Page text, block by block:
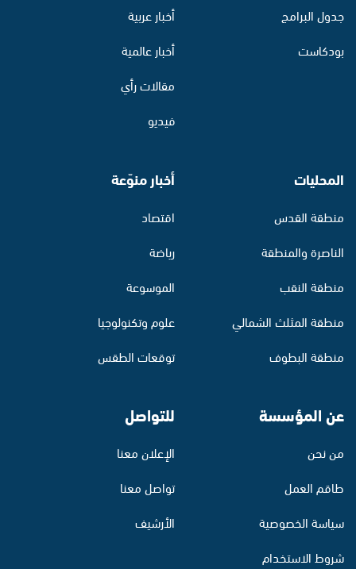
جدول البرامج
بودكاست
أخبار عربية
أخبار عالمية
مقالات رأي
فيديو
المحليات
منطقة القدس
الناصرة والمنطقة
منطقة النقب
منطقة المثلث الشمالي
منطقة البطوف
أخبار منوّعة
اقتصاد
رياضة
الموسوعة
علوم وتكنولوجيا
توقعات الطقس
عن المؤسسة
من نحن
طاقم العمل
سياسة الخصوصية
شروط الاستخدام
للتواصل
الإعلان معنا
تواصل معنا
الأرشيف